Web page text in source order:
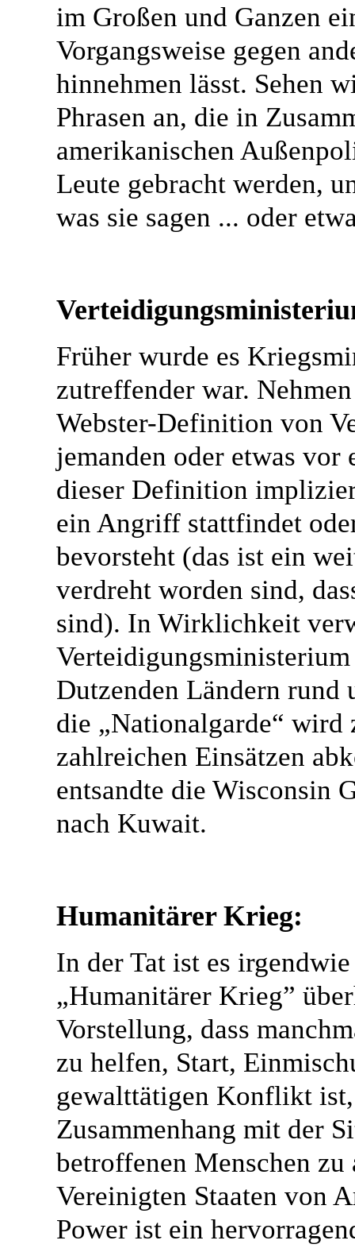
im Großen und Ganzen
Vorgangsweise gegen
hinnehmen lässt. Sehen
Phrasen an, die in
amerikanischen
Leute gebracht werden,
was sie sagen ... oder
Früher wurde es
zutreffender war.
Webster-Definition von
jemanden oder etwas vor
dieser Definition
ein Angriff stattfindet
bevorsteht (das ist ein
verdreht worden sind,
sind). In Wirklichkeit
Dutzenden Ländern rund
die „Nationalgarde“
zahlreichen Einsätzen
entsandte die Wisconsin
nach Kuwait.
Humanitärer Krieg:
In der Tat ist es
„Humanitärer Krieg”
Vorstellung, dass
zu helfen, Start,
gewalttätigen Konflikt
Zusammenhang mit der
betroffenen Menschen
Vereinigten Staaten von
Power ist ein